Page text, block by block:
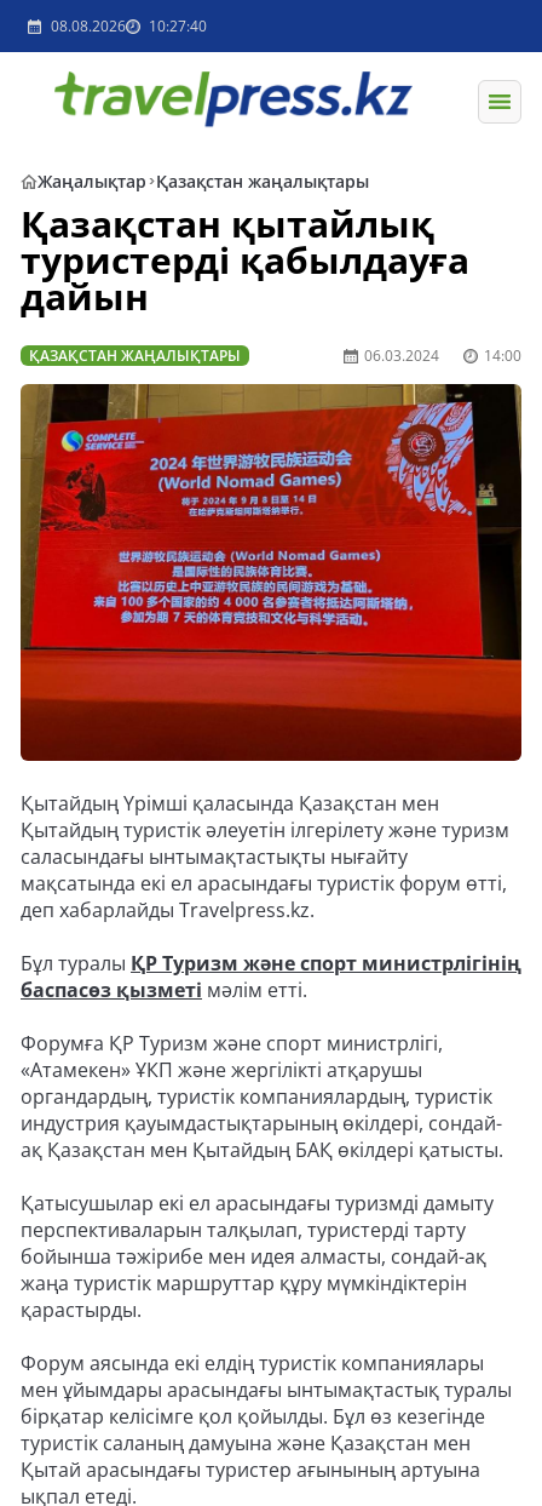
08.08.2026 10:27:40
Жаңалықтар Қазақстан жаңалықтары
Қазақстан қытайлық
туристерді қабылдауға
дайын
ҚАЗАҚСТАН ЖАҢАЛЫҚТАРЫ 06.03.2024 14:00
Қытайдың Үрімші қаласында Қазақстан мен
Қытайдың туристік әлеуетін ілгерілету және туризм
саласындағы ынтымақтастықты нығайту
мақсатында екі ел арасындағы туристік форум өтті,
деп хабарлайды Travelpress.kz.
Бұл туралы ҚР Туризм және спорт министрлігінің
баспасөз қызметі мәлім етті.
Форумға ҚР Туризм және спорт министрлігі,
«Атамекен» ҰКП және жергілікті атқарушы
органдардың, туристік компаниялардың, туристік
индустрия қауымдастықтарының өкілдері, сондай-
ақ Қазақстан мен Қытайдың БАҚ өкілдері қатысты.
Қатысушылар екі ел арасындағы туризмді дамыту
перспективаларын талқылап, туристерді тарту
бойынша тәжірибе мен идея алмасты, сондай-ақ
жаңа туристік маршруттар құру мүмкіндіктерін
қарастырды.
Форум аясында екі елдің туристік компаниялары
мен ұйымдары арасындағы ынтымақтастық туралы
бірқатар келісімге қол қойылды. Бұл өз кезегінде
туристік саланың дамуына және Қазақстан мен
Қытай арасындағы туристер ағынының артуына
ықпал етеді.